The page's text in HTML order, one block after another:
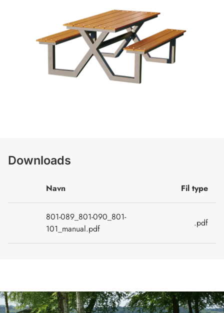
Downloads
Navn Fil type
801-089_801-090_801-
101_manual.pdf
.pdf